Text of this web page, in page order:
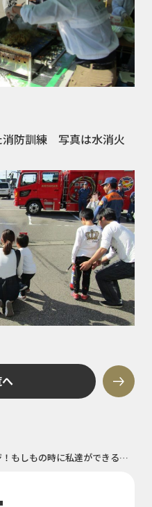
消防訓練 写真は水消火
～チャレンジ！もしもの時に私達ができること～ 第一回 澤田グループ 炊き出し訓練